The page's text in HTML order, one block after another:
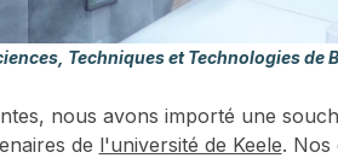
Techniques et Technologies de
nous avons importé une
de l'université de Keele. Nos